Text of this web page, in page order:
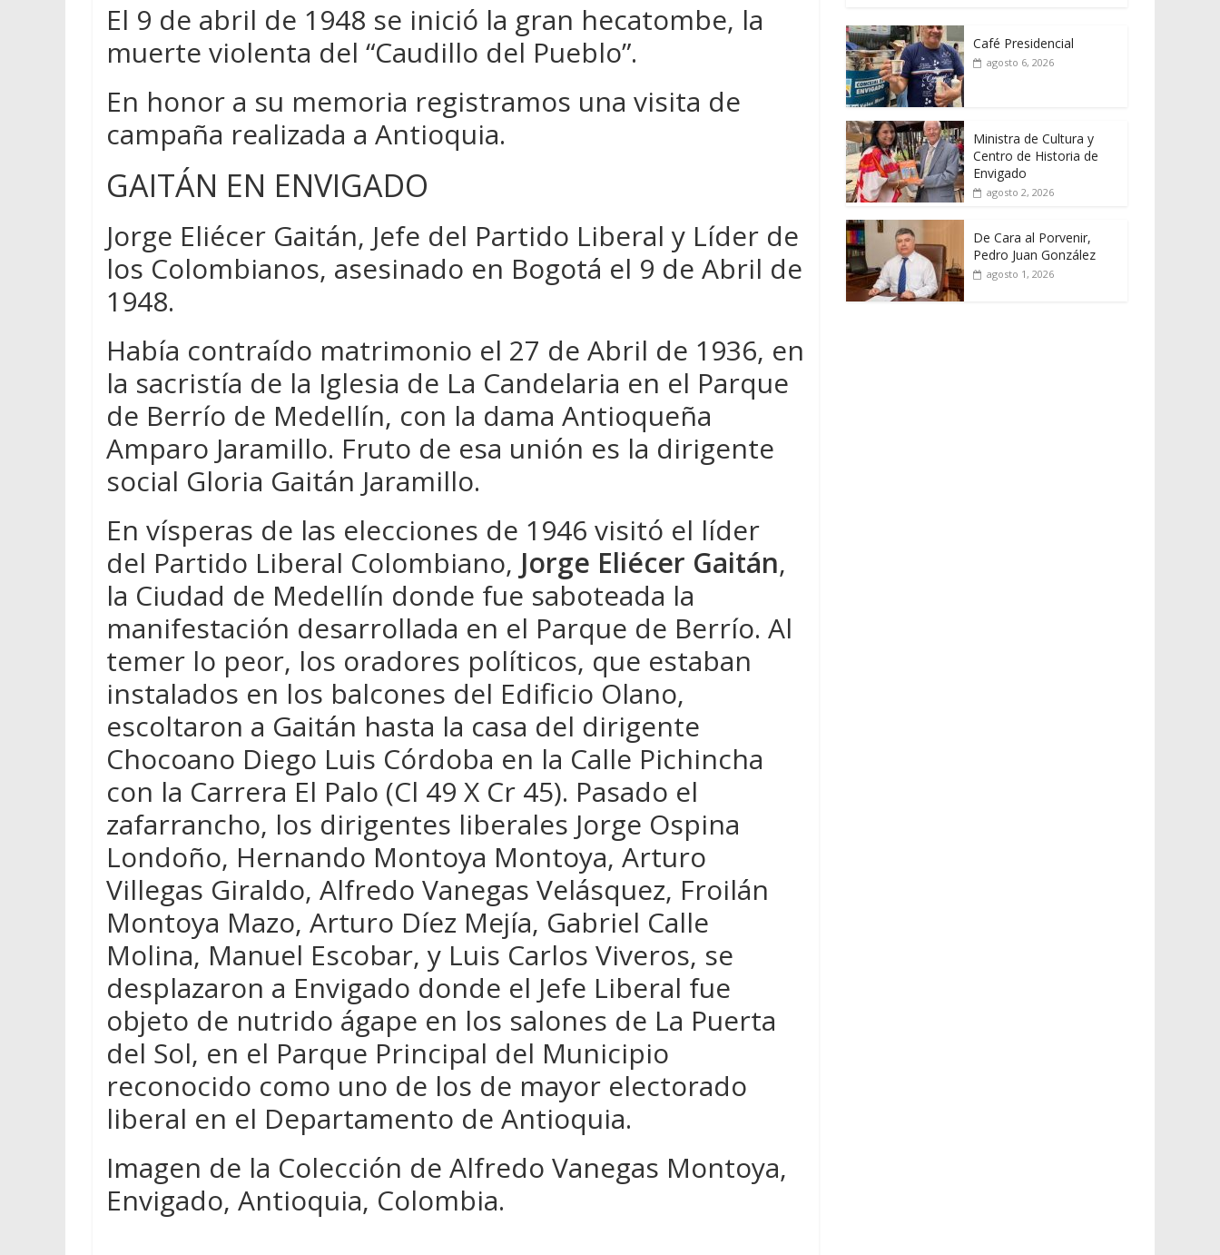
El 9 de abril de 1948 se inició la gran hecatombe, la
muerte violenta del “Caudillo del Pueblo”.
En honor a su memoria registramos una visita de
campaña realizada a Antioquia.
GAITÁN EN ENVIGADO
Jorge Eliécer Gaitán, Jefe del Partido Liberal y Líder de
los Colombianos, asesinado en Bogotá el 9 de Abril de
1948.
Había contraído matrimonio el 27 de Abril de 1936, en
la sacristía de la Iglesia de La Candelaria en el Parque
de Berrío de Medellín, con la dama Antioqueña
Amparo Jaramillo. Fruto de esa unión es la dirigente
social Gloria Gaitán Jaramillo.
En vísperas de las elecciones de 1946 visitó el líder
del Partido Liberal Colombiano, Jorge Eliécer Gaitán,
la Ciudad de Medellín donde fue saboteada la
manifestación desarrollada en el Parque de Berrío. Al
temer lo peor, los oradores políticos, que estaban
instalados en los balcones del Edificio Olano,
escoltaron a Gaitán hasta la casa del dirigente
Chocoano Diego Luis Córdoba en la Calle Pichincha
con la Carrera El Palo (Cl 49 X Cr 45). Pasado el
zafarrancho, los dirigentes liberales Jorge Ospina
Londoño, Hernando Montoya Montoya, Arturo
Villegas Giraldo, Alfredo Vanegas Velásquez, Froilán
Montoya Mazo, Arturo Díez Mejía, Gabriel Calle
Molina, Manuel Escobar, y Luis Carlos Viveros, se
desplazaron a Envigado donde el Jefe Liberal fue
objeto de nutrido ágape en los salones de La Puerta
del Sol, en el Parque Principal del Municipio
reconocido como uno de los de mayor electorado
liberal en el Departamento de Antioquia.
Imagen de la Colección de Alfredo Vanegas Montoya,
Envigado, Antioquia, Colombia.
Café Presidencial
agosto 6, 2026
Ministra de Cultura y
Centro de Historia de
Envigado
agosto 2, 2026
De Cara al Porvenir,
Pedro Juan González
agosto 1, 2026